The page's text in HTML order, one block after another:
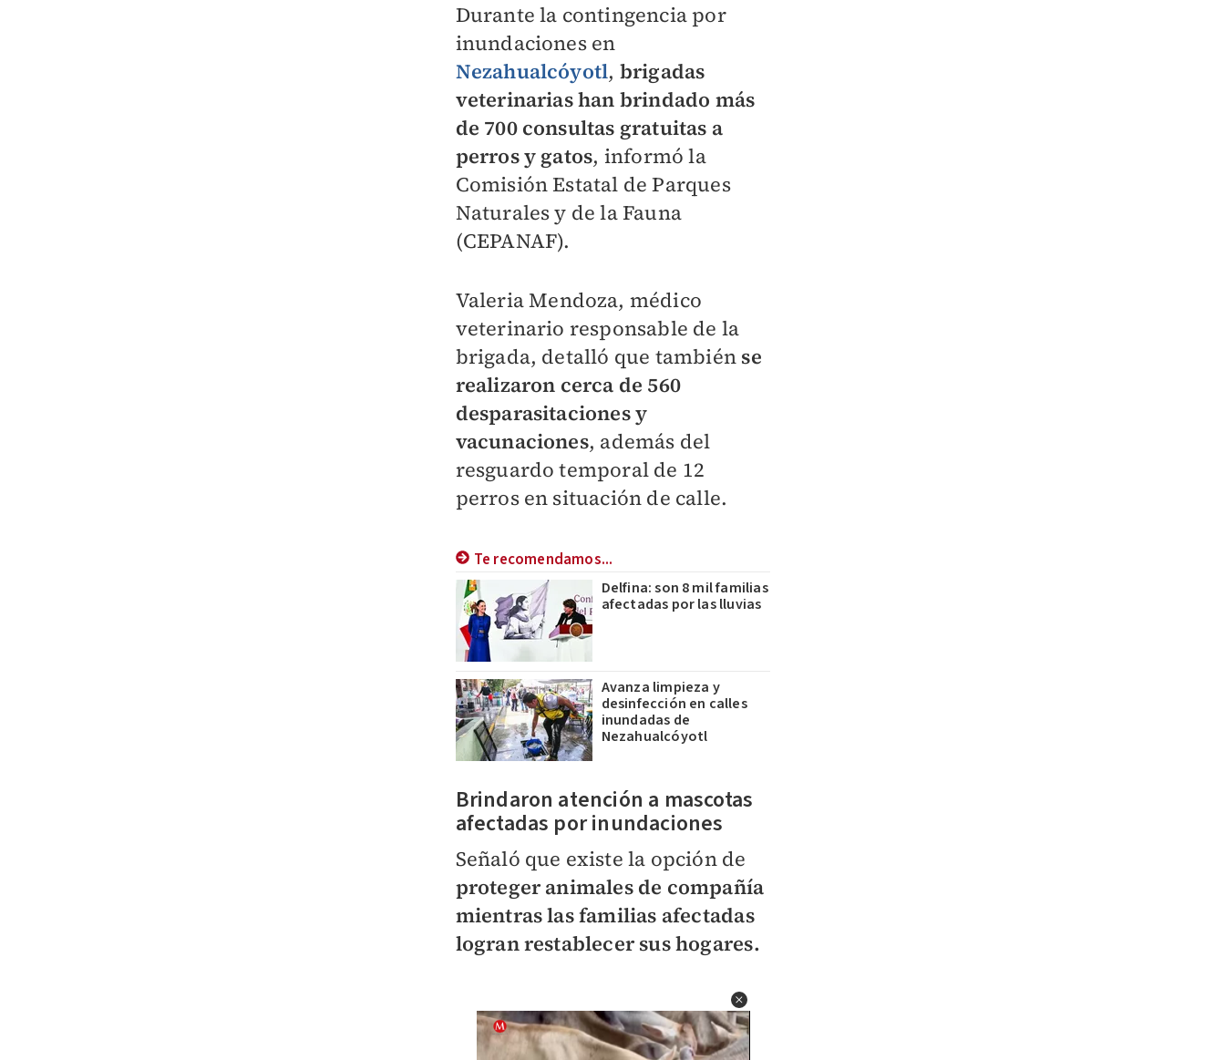
Durante la contingencia por
inundaciones en
Nezahualcóyotl, brigadas
veterinarias han brindado más
de 700 consultas gratuitas a
perros y gatos, informó la
Comisión Estatal de Parques
Naturales y de la Fauna
(CEPANAF).
Valeria Mendoza, médico
veterinario responsable de la
brigada, detalló que también se
realizaron cerca de 560
desparasitaciones y
vacunaciones, además del
resguardo temporal de 12
perros en situación de calle.
Te recomendamos...
Delfina: son 8 mil familias
afectadas por las lluvias
Avanza limpieza y
desinfección en calles
inundadas de
Nezahualcóyotl
​Brindaron atención a mascotas
afectadas por inundaciones
Señaló que existe la opción de
proteger animales de compañía
mientras las familias afectadas
logran restablecer sus hogares.